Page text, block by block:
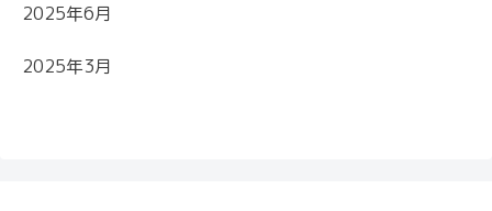
2025年6月
2025年3月